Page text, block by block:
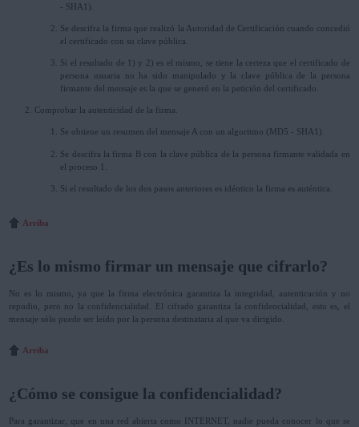
- SHA1).
Se descifra la firma que realizó la Autoridad de Certificación cuando concedió
el certificado con su clave pública.
Si el resultado de 1) y 2) es el mismo, se tiene la certeza que el certificado de
persona usuaria no ha sido manipulado y la clave pública de la persona
firmante del mensaje es la que se generó en la petición del certificado.
Comprobar la autenticidad de la firma.
Se obtiene un resumen del mensaje A con un algoritmo (MD5 - SHA1).
Se descifra la firma B con la clave pública de la persona firmante validada en
el proceso 1.
Si el resultado de los dos pasos anteriores es idéntico la firma es auténtica.
Arriba
¿Es lo mismo firmar un mensaje que cifrarlo?
No es lo mismo, ya que la firma electrónica garantiza la integridad, autenticación y no
repudio, pero no la confidencialidad. El cifrado garantiza la confidencialidad, esto es, el
mensaje sólo puede ser leído por la persona destinataria al que va dirigido.
Arriba
¿Cómo se consigue la confidencialidad?
Para garantizar, que en una red abierta como INTERNET, nadie pueda conocer lo que se